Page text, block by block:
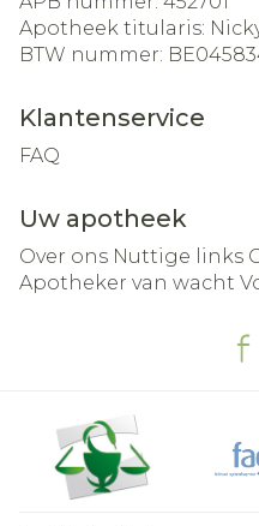
Apotheek titularis:
BTW nummer:
Klantenservice
FAQ
Uw apotheek
Over ons Nuttige links
Apotheker van wacht